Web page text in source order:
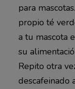
para
propio té
a tu mascota
su
Repito otra
descafeinado